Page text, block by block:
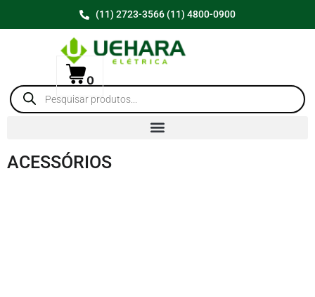
(11) 2723-3566 (11) 4800-0900
0
ACESSÓRIOS